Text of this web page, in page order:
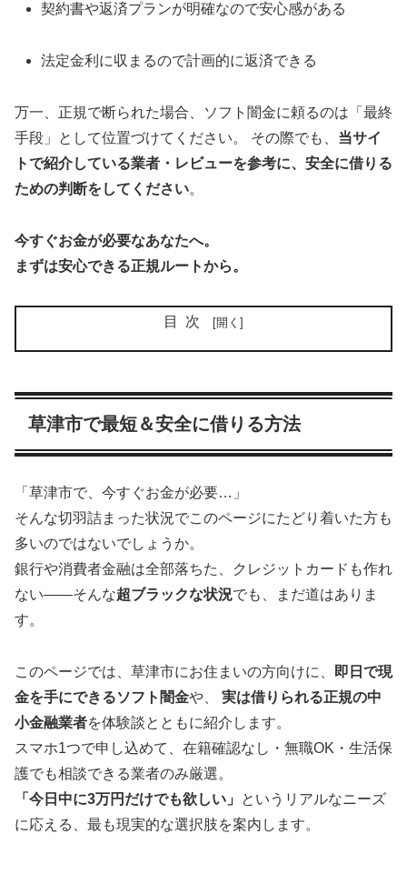
契約書や返済プランが明確なので安心感がある
法定金利に収まるので計画的に返済できる
万一、正規で断られた場合、ソフト闇金に頼るのは「最終
手段」として位置づけてください。 その際でも、 当サイ
トで紹介している業者・レビューを参考に、安全に借りる
ための判断をしてください。
今すぐお金が必要なあなたへ。
まずは安心できる正規ルートから。
目次
草津市で最短＆安全に借りる方法
「草津市で、今すぐお金が必要…」
そんな切羽詰まった状況でこのページにたどり着いた方も
多いのではないでしょうか。
銀行や消費者金融は全部落ちた、クレジットカードも作れ
ない――そんな超ブラックな状況でも、まだ道はありま
す。
このページでは、草津市にお住まいの方向けに、
即日で現
金を手にできるソフト闇金や、 実は借りられる正規の中
小金融業者を体験談とともに紹介します。
スマホ1つで申し込めて、在籍確認なし・無職OK・生活保
護でも相談できる業者のみ厳選。
「今日中に3万円だけでも欲しい」
というリアルなニーズ
に応える、最も現実的な選択肢を案内します。